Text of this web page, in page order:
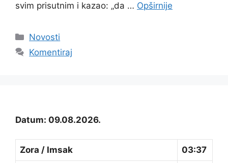
svim prisutnim i kazao: „da … Opširnije
Kategorije
Novosti
Komentiraj
Datum: 09.08.2026.
Zora / Imsak 03:37